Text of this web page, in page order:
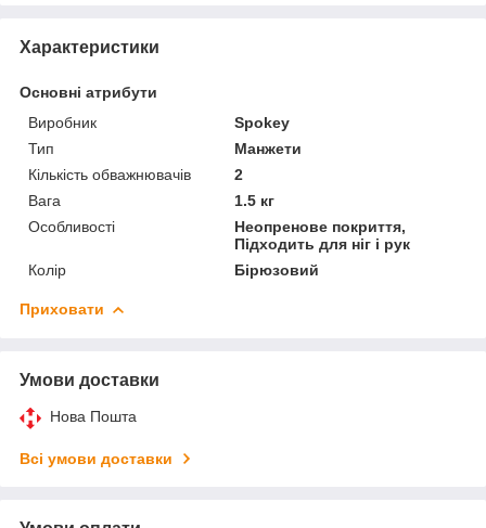
Характеристики
Основні атрибути
Виробник
Spokey
Тип
Манжети
Кількість обважнювачів
2
Вага
1.5 кг
Особливості
Неопренове покриття,
Підходить для ніг і рук
Колір
Бірюзовий
Приховати
Умови доставки
Нова Пошта
Всі умови доставки